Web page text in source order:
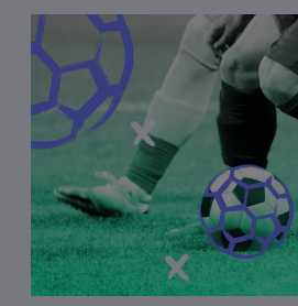
majd. Reggeli csoportkör:
csoportkör: 10.45.-